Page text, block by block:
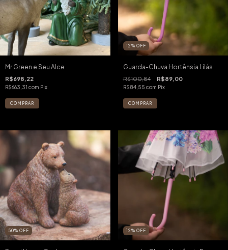
Mr Green e Seu Alce
R$698,22
R$663,31 com Pix
12 % OFF
Guarda-Chuva Hortênsia Lilás
R$100,84 R$89,00
R$84,55 com Pix
50% OFF 12 % OFF